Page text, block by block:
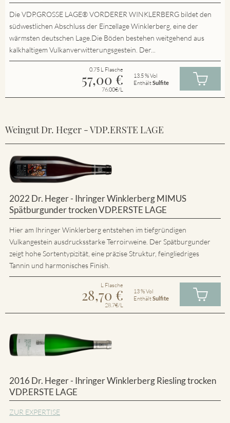
Die VDP.GROSSE LAGE® VORDERER WINKLERBERG bildet den
südwestlichen Abschluss der Einzellage Winklerberg, eine der
wärmsten deutschen Lage.Die Böden bestehen weitgehend aus
kalkhaltigem Vulkanverwitterungsgestein. Der...
0.75 L Flasche
57,00 €
76.00€/L
13.5 % Vol
EnthältSulfite
Weingut Dr. Heger - VDP.ERSTE LAGE
2022 Dr. Heger - Ihringer Winklerberg MIMUS
Spätburgunder trocken VDP.ERSTE LAGE
Hier am Ihringer Winklerberg entstehen im tiefgründigen
Vulkangestein ausdrucksstarke Terroirweine. Der Spätburgunder
zeigt hohe Sortentypizität, eine präzise Struktur, feingliedriges
Tannin und harmonisches Finish.
L Flasche
28,70 €
28.7€/L
13 % Vol
EnthältSulfite
2016 Dr. Heger - Ihringer Winklerberg Riesling trocken
VDP.ERSTE LAGE
ZUR EXPERTISE